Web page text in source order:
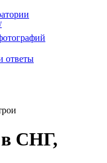
ответы
в СНГ,